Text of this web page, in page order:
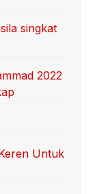
singkat
2022
Untuk